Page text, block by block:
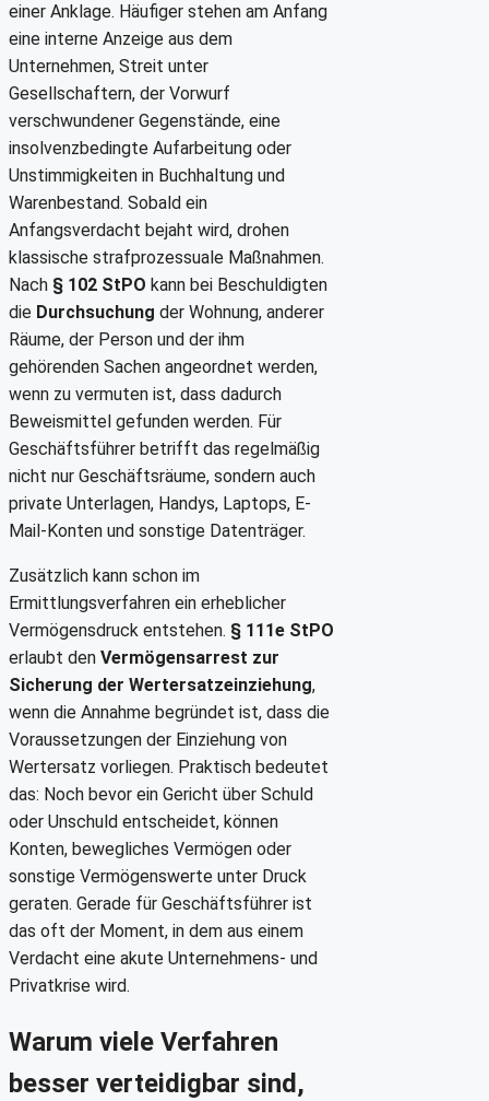
einer Anklage. Häufiger stehen am Anfang
eine interne Anzeige aus dem
Unternehmen, Streit unter
Gesellschaftern, der Vorwurf
verschwundener Gegenstände, eine
insolvenzbedingte Aufarbeitung oder
Unstimmigkeiten in Buchhaltung und
Warenbestand. Sobald ein
Anfangsverdacht bejaht wird, drohen
klassische strafprozessuale Maßnahmen.
Nach § 102 StPO kann bei Beschuldigten
die Durchsuchung der Wohnung, anderer
Räume, der Person und der ihm
gehörenden Sachen angeordnet werden,
wenn zu vermuten ist, dass dadurch
Beweismittel gefunden werden. Für
Geschäftsführer betrifft das regelmäßig
nicht nur Geschäftsräume, sondern auch
private Unterlagen, Handys, Laptops, E-
Mail-Konten und sonstige Datenträger.
Zusätzlich kann schon im
Ermittlungsverfahren ein erheblicher
Vermögensdruck entstehen. § 111e StPO
erlaubt den Vermögensarrest zur
Sicherung der Wertersatzeinziehung,
wenn die Annahme begründet ist, dass die
Voraussetzungen der Einziehung von
Wertersatz vorliegen. Praktisch bedeutet
das: Noch bevor ein Gericht über Schuld
oder Unschuld entscheidet, können
Konten, bewegliches Vermögen oder
sonstige Vermögenswerte unter Druck
geraten. Gerade für Geschäftsführer ist
das oft der Moment, in dem aus einem
Verdacht eine akute Unternehmens- und
Privatkrise wird.
Warum viele Verfahren
besser verteidigbar sind,